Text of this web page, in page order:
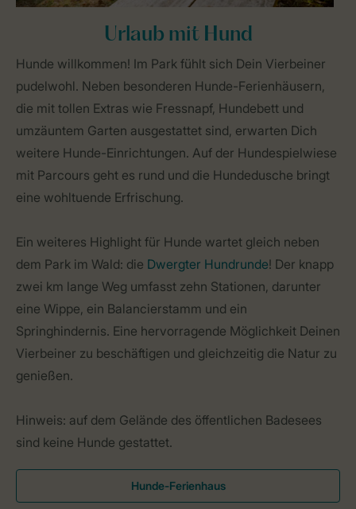
Urlaub mit Hund
Hunde willkommen! Im Park fühlt sich Dein Vierbeiner
pudelwohl. Neben besonderen Hunde-Ferienhäusern,
die mit tollen Extras wie Fressnapf, Hundebett und
umzäuntem Garten ausgestattet sind, erwarten Dich
weitere Hunde-Einrichtungen. Auf der Hundespielwiese
mit Parcours geht es rund und die Hundedusche bringt
eine wohltuende Erfrischung.
Ein weiteres Highlight für Hunde wartet gleich neben
dem Park im Wald: die Dwergter Hundrunde! Der knapp
zwei km lange Weg umfasst zehn Stationen, darunter
eine Wippe, ein Balancierstamm und ein
Springhindernis. Eine hervorragende Möglichkeit Deinen
Vierbeiner zu beschäftigen und gleichzeitig die Natur zu
genießen.
Hinweis: auf dem Gelände des öffentlichen Badesees
sind keine Hunde gestattet.
Hunde-Ferienhaus